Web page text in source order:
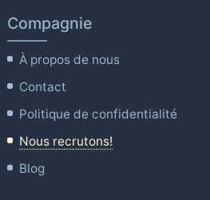
Compagnie
À propos de nous
Contact
Politique de confidentialité
Nous recrutons!
Blog